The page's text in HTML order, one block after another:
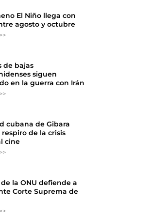
El Niño llega con
agosto y octubre
de bajas
siguen
en la guerra con Irán
cubana de Gibara
de la crisis
cine
la ONU defiende a
Corte Suprema de